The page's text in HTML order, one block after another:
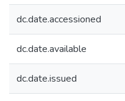
dc.date.accessioned
dc.date.available
dc.date.issued